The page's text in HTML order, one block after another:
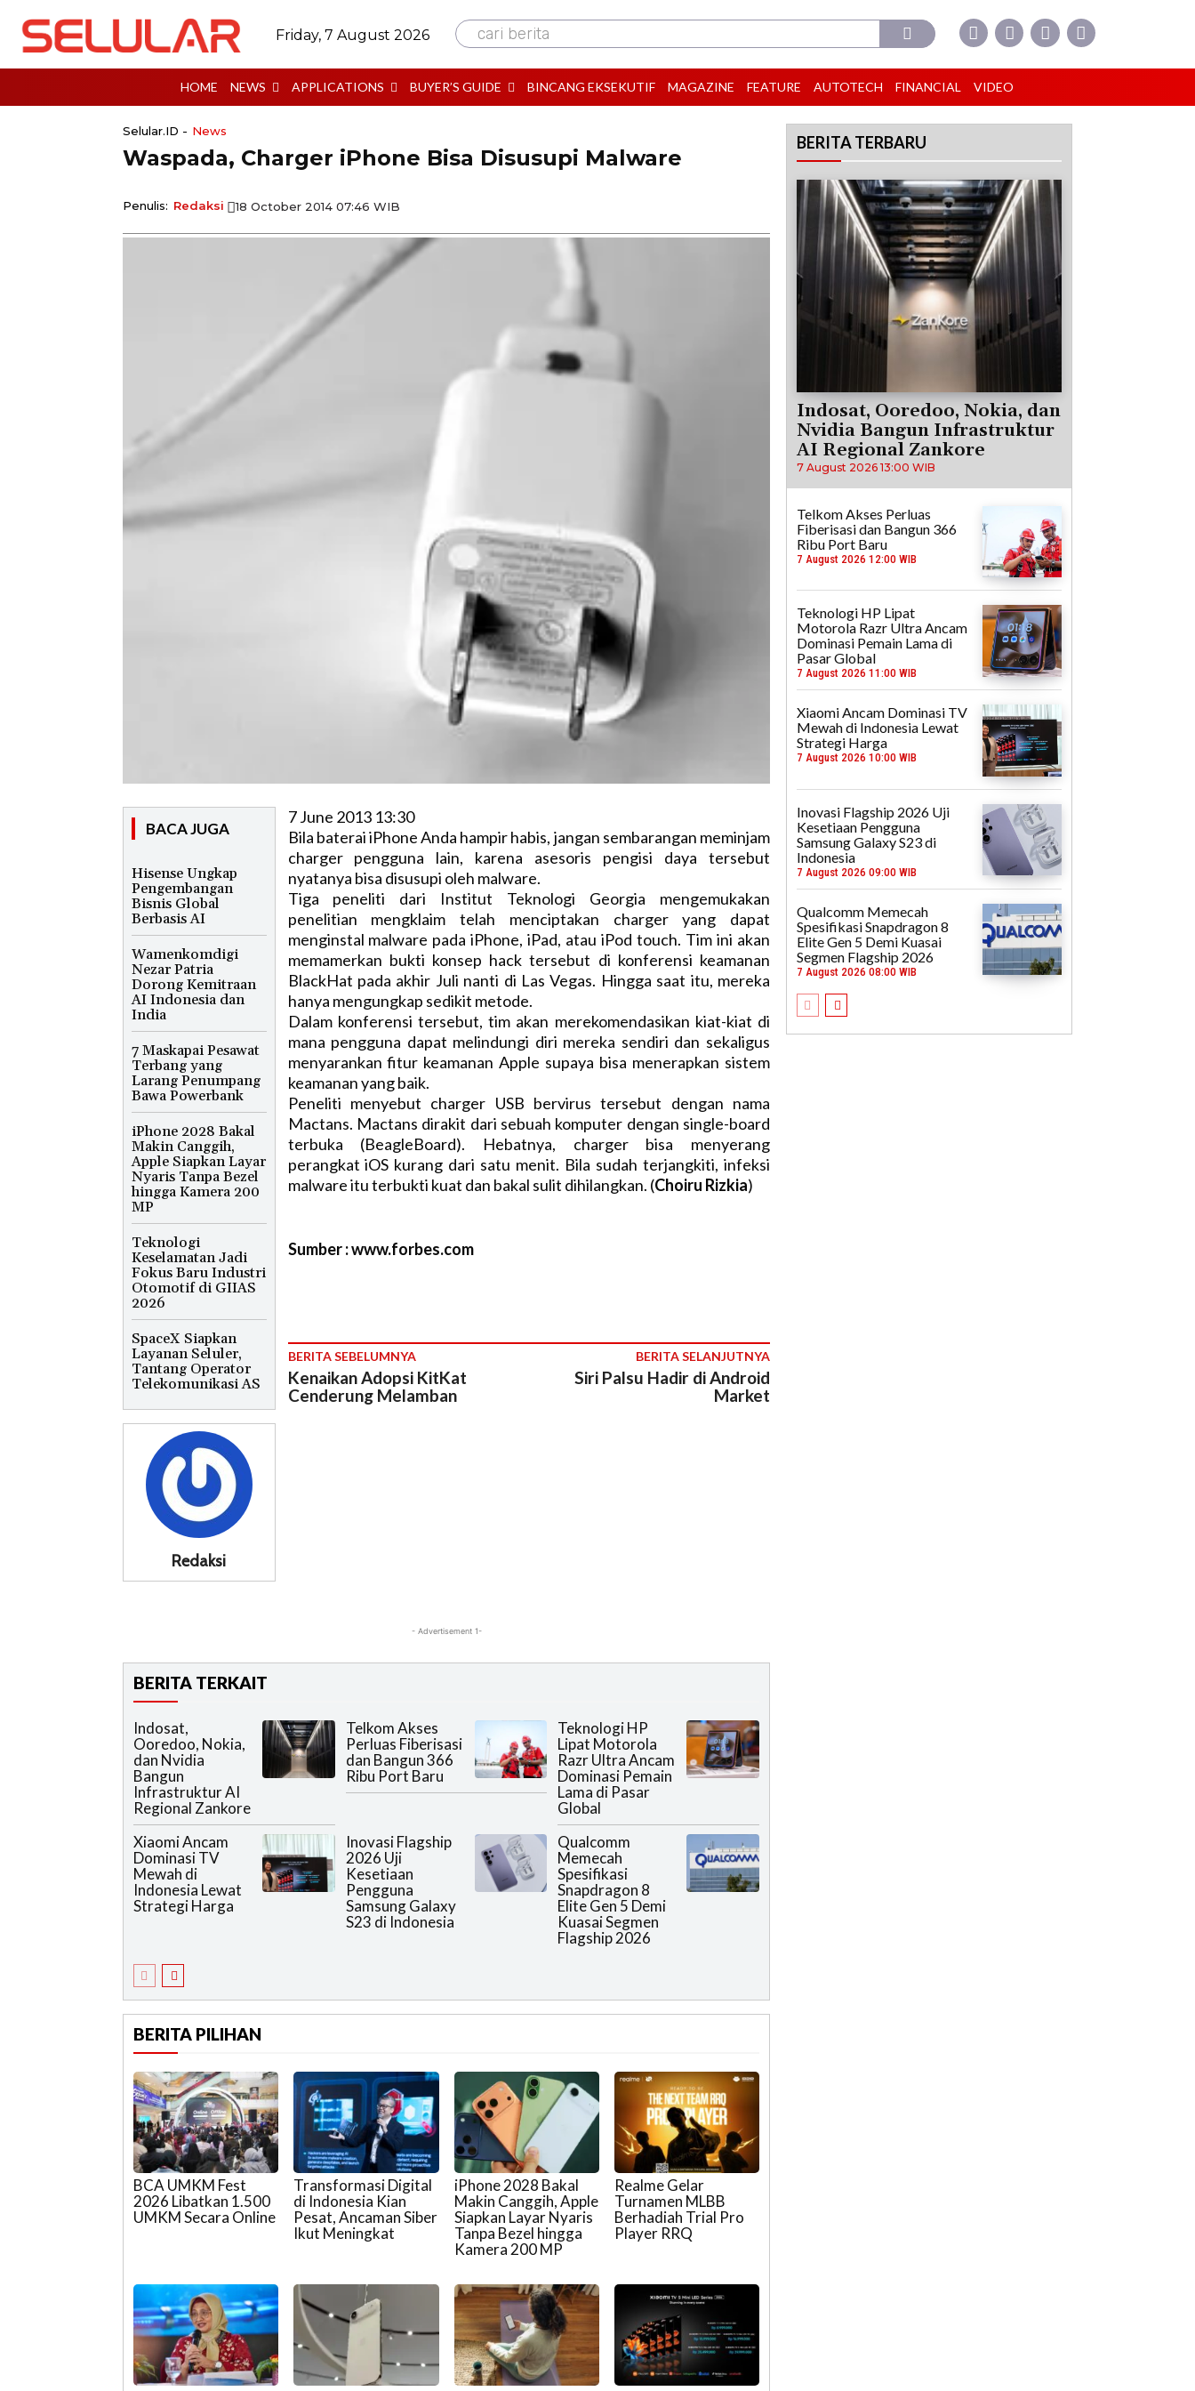
Friday, 7 August 2026 cari berita
HOME NEWS APPLICATIONS BUYER’S GUIDE BINCANG EKSEKUTIF MAGAZINE FEATURE AUTOTECH FINANCIAL VIDEO
Selular.ID - News
Waspada, Charger iPhone Bisa Disusupi Malware
Penulis: Redaksi 18 October 2014 07:46 WIB
BACA JUGA
Hisense Ungkap
Pengembangan
Bisnis Global
Berbasis AI
Wamenkomdigi
Nezar Patria
Dorong Kemitraan
AI Indonesia dan
India
7 Maskapai Pesawat
Terbang yang
Larang Penumpang
Bawa Powerbank
iPhone 2028 Bakal
Makin Canggih,
Apple Siapkan Layar
Nyaris Tanpa Bezel
hingga Kamera 200
MP
Teknologi
Keselamatan Jadi
Fokus Baru Industri
Otomotif di GIIAS
2026
SpaceX Siapkan
Layanan Seluler,
Tantang Operator
Telekomunikasi AS
Redaksi
7 June 2013 13:30
Bila baterai iPhone Anda hampir habis, jangan sembarangan meminjam
charger pengguna lain, karena asesoris pengisi daya tersebut
nyatanya bisa disusupi oleh malware.
Tiga peneliti dari Institut Teknologi Georgia mengemukakan
penelitian mengklaim telah menciptakan charger yang dapat
menginstal malware pada iPhone, iPad, atau iPod touch. Tim ini akan
memamerkan bukti konsep hack tersebut di konferensi keamanan
BlackHat pada akhir Juli nanti di Las Vegas. Hingga saat itu, mereka
hanya mengungkap sedikit metode.
Dalam konferensi tersebut, tim akan merekomendasikan kiat-kiat di
mana pengguna dapat melindungi diri mereka sendiri dan sekaligus
menyarankan fitur keamanan Apple supaya bisa menerapkan sistem
keamanan yang baik.
Peneliti menyebut charger USB bervirus tersebut dengan nama
Mactans. Mactans dirakit dari sebuah komputer dengan single-board
terbuka (BeagleBoard). Hebatnya, charger bisa menyerang
perangkat iOS kurang dari satu menit. Bila sudah terjangkiti, infeksi
malware itu terbukti kuat dan bakal sulit dihilangkan. (Choiru Rizkia)
Sumber : www.forbes.com
BERITA SEBELUMNYA
Kenaikan Adopsi KitKat
Cenderung Melamban
BERITA SELANJUTNYA
Siri Palsu Hadir di Android
Market
- Advertisement 1-
BERITA TERKAIT
Indosat,
Ooredoo, Nokia,
dan Nvidia
Bangun
Infrastruktur AI
Regional Zankore
Telkom Akses
Perluas Fiberisasi
dan Bangun 366
Ribu Port Baru
Teknologi HP
Lipat Motorola
Razr Ultra Ancam
Dominasi Pemain
Lama di Pasar
Global
Xiaomi Ancam
Dominasi TV
Mewah di
Indonesia Lewat
Strategi Harga
Inovasi Flagship
2026 Uji
Kesetiaan
Pengguna
Samsung Galaxy
S23 di Indonesia
Qualcomm
Memecah
Spesifikasi
Snapdragon 8
Elite Gen 5 Demi
Kuasai Segmen
Flagship 2026
BERITA PILIHAN
BCA UMKM Fest
2026 Libatkan 1.500
UMKM Secara Online
Transformasi Digital
di Indonesia Kian
Pesat, Ancaman Siber
Ikut Meningkat
iPhone 2028 Bakal
Makin Canggih, Apple
Siapkan Layar Nyaris
Tanpa Bezel hingga
Kamera 200 MP
Realme Gelar
Turnamen MLBB
Berhadiah Trial Pro
Player RRQ
BERITA TERBARU
Indosat, Ooredoo, Nokia, dan
Nvidia Bangun Infrastruktur
AI Regional Zankore
7 August 2026 13:00 WIB
Telkom Akses Perluas
Fiberisasi dan Bangun 366
Ribu Port Baru
7 August 2026 12:00 WIB
Teknologi HP Lipat
Motorola Razr Ultra Ancam
Dominasi Pemain Lama di
Pasar Global
7 August 2026 11:00 WIB
Xiaomi Ancam Dominasi TV
Mewah di Indonesia Lewat
Strategi Harga
7 August 2026 10:00 WIB
Inovasi Flagship 2026 Uji
Kesetiaan Pengguna
Samsung Galaxy S23 di
Indonesia
7 August 2026 09:00 WIB
Qualcomm Memecah
Spesifikasi Snapdragon 8
Elite Gen 5 Demi Kuasai
Segmen Flagship 2026
7 August 2026 08:00 WIB